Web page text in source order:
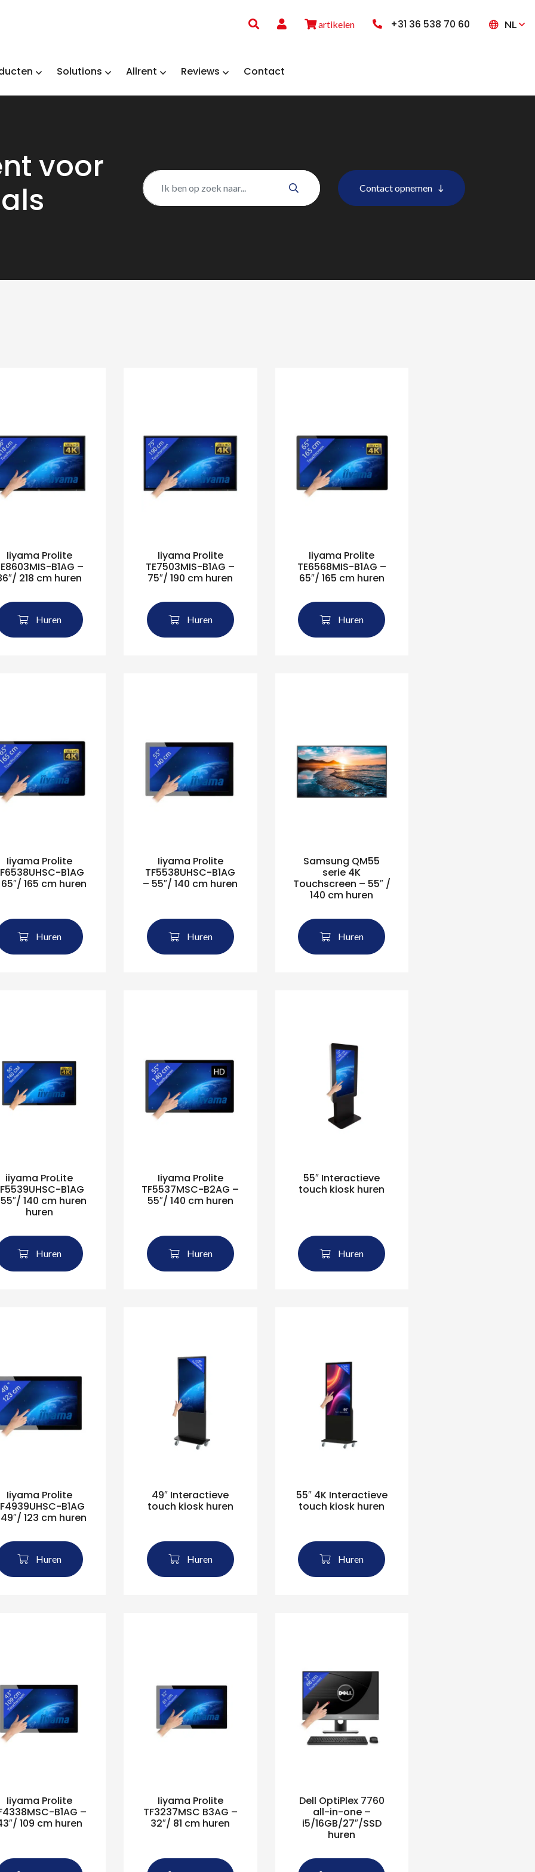
artikelen +31 36 538 70 60 NL
Solutions Allrent Reviews Contact
voor
Contact opnemen
Iiyama Prolite
B1AG –
218 cm huren
Huren
Iiyama Prolite
TE7503MIS-B1AG –
75″/ 190 cm huren
Huren
Iiyama Prolite
TE6568MIS-B1AG –
65″/ 165 cm huren
Huren
Iiyama Prolite
B1AG
165 cm huren
Huren
Iiyama Prolite
TF5538UHSC-B1AG
– 55″/ 140 cm huren
Huren
Samsung QM55
serie 4K
Touchscreen – 55″ /
140 cm huren
Huren
iiyama ProLite
B1AG
140 cm huren
huren
Huren
Iiyama Prolite
TF5537MSC-B2AG –
55″/ 140 cm huren
Huren
55″ Interactieve
touch kiosk huren
Huren
Iiyama Prolite
B1AG
123 cm huren
Huren
49″ Interactieve
touch kiosk huren
Huren
55″ 4K Interactieve
touch kiosk huren
Huren
Iiyama Prolite
B1AG –
109 cm huren
Iiyama Prolite
TF3237MSC B3AG –
32″/ 81 cm huren
Dell OptiPlex 7760
all-in-one –
i5/16GB/27″/SSD
huren